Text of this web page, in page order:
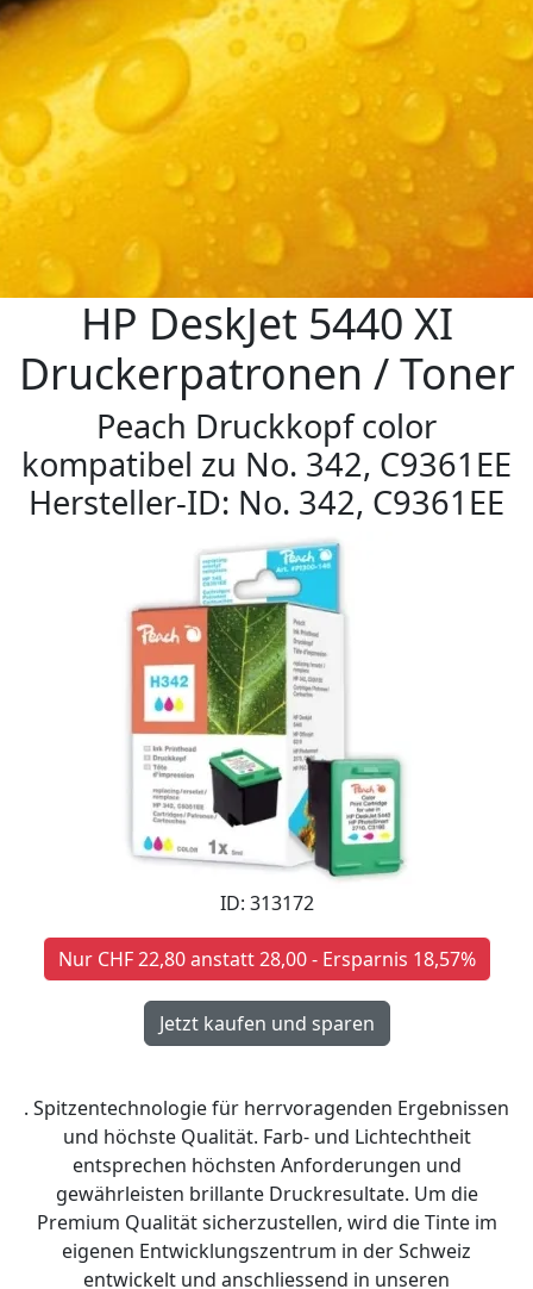
HP DeskJet 5440 XI
Druckerpatronen / Toner
Peach Druckkopf color
kompatibel zu No. 342, C9361EE
Hersteller-ID: No. 342, C9361EE
ID: 313172
Nur CHF 22,80 anstatt 28,00 - Ersparnis 18,57%
. Spitzentechnologie für herrvoragenden Ergebnissen
und höchste Qualität. Farb- und Lichtechtheit
entsprechen höchsten Anforderungen und
gewährleisten brillante Druckresultate. Um die
Premium Qualität sicherzustellen, wird die Tinte im
eigenen Entwicklungszentrum in der Schweiz
entwickelt und anschliessend in unseren